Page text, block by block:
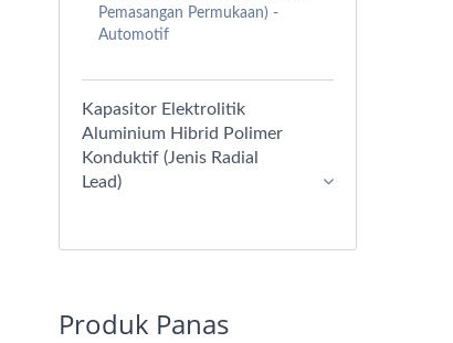
Pemasangan Permukaan) -
Automotif
Kapasitor Elektrolitik
Aluminium Hibrid Polimer
Konduktif (Jenis Radial
Lead)
Produk Panas